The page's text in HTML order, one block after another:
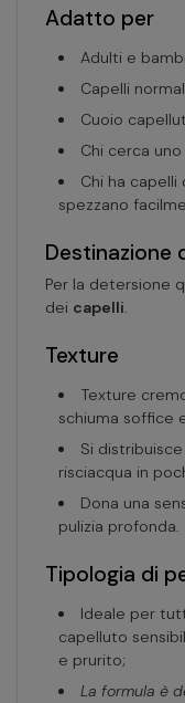
Adatto per
Adulti e
Capelli
Cuoio
Chi cerca
Chi ha
spezzano
Destinazione
Per la detersione
dei capelli.
Texture
Texture
schiuma soffice
Si
risciacqua in
Dona una
pulizia profonda.
Tipologia di
Ideale per
capelluto
e prurito;
La formula è